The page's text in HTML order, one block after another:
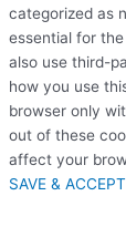
categorized as
essential for
also use third-
how you use
browser only
out of these
affect your
SAVE & ACCEPT